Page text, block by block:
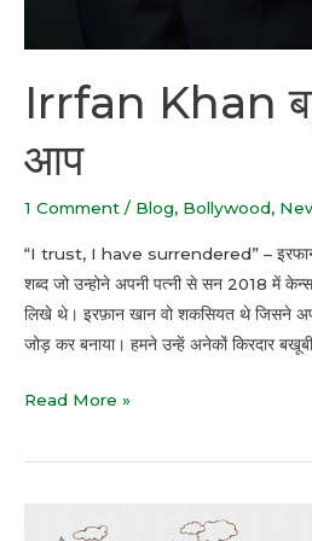
Irrfan Khan
आप
1 Comment / Blog, Bollywood,
“I trust, I have surrendered” –
शब्द जो उन्होने अपनी पत्नी से सन 2018 में
लिखे थे। इरफ़ान खान वो शकसियत थे जिसने
जोड़ कर बनाया। हमने उन्हें अनेकों किरदार
Read More »